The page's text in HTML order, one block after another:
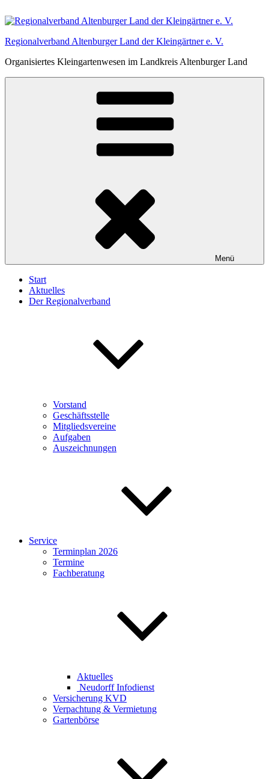
Inhalt
Regionalverband Altenburger Land der Kleingärtner e. V.
Organisiertes Kleingartenwesen im Landkreis Altenburger Land
Menü
Start
Aktuelles
Der Regionalverband
Vorstand
Geschäftsstelle
Mitgliedsvereine
Aufgaben
Auszeichnungen
Service
Terminplan 2026
Termine
Fachberatung
Aktuelles
Neudorff Infodienst
Versicherung KVD
Verpachtung & Vermietung
Gartenbörse